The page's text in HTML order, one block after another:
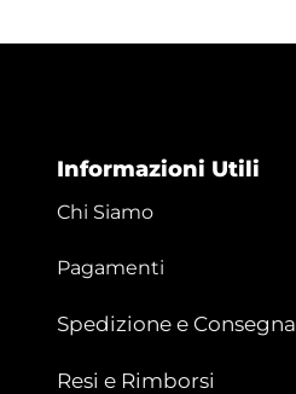
Informazioni Utili
Chi Siamo
Pagamenti
Spedizione e Consegna
Resi e Rimborsi